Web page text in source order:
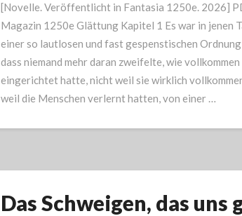
[Novelle. Veröffentlicht in Fantasia 1250e. 2026]
Magazin 1250e Glättung Kapitel 1 Es war in jenen
einer so lautlosen und fast gespenstischen
dass niemand mehr daran zweifelte, wie
eingerichtet hatte, nicht weil sie wirklich
weil die Menschen verlernt hatten, von einer …
Das
Das Schweigen, das uns